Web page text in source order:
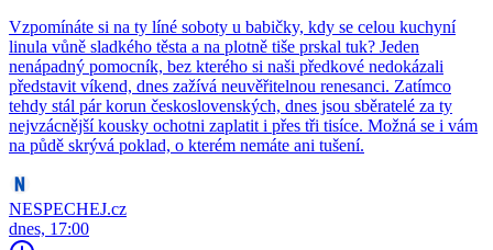
Vzpomínáte si na ty líné soboty u babičky, kdy se celou kuchyní
linula vůně sladkého těsta a na plotně tiše prskal tuk? Jeden
nenápadný pomocník, bez kterého si naši předkové nedokázali
představit víkend, dnes zažívá neuvěřitelnou renesanci. Zatímco
tehdy stál pár korun československých, dnes jsou sběratelé za ty
nejvzácnější kousky ochotni zaplatit i přes tři tisíce. Možná se i vám
na půdě skrývá poklad, o kterém nemáte ani tušení.
NESPECHEJ.cz
dnes, 17:00